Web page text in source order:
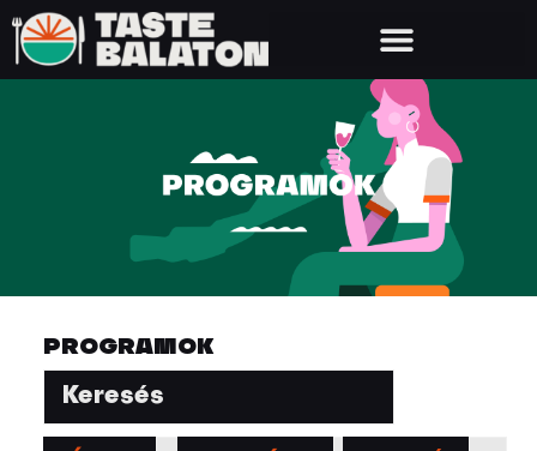
PROGRAMOK